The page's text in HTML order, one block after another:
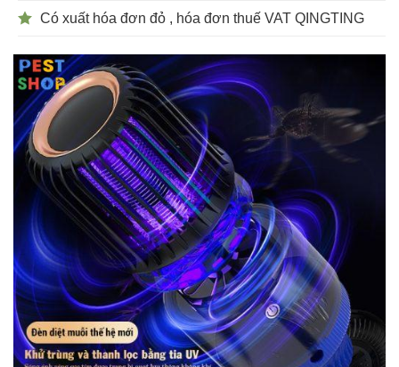
Có xuất hóa đơn đỏ , hóa đơn thuế VAT QINGTING